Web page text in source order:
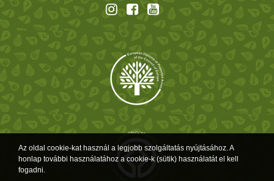
Az oldal cookie-kat használ a legjobb szolgáltatás nyújtásához. A
honlap további használatához a cookie-k (sütik) használatát el kell
fogadni.